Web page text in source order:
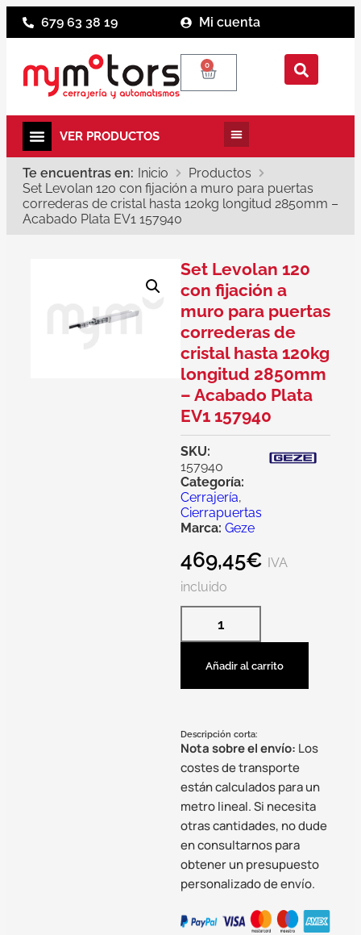
679 63 38 19 Mi cuenta
0
Te encuentras en: Inicio
Productos
Set Levolan 120 con fijación a muro para puertas
correderas de cristal hasta 120kg longitud 2850mm –
Acabado Plata EV1 157940
Set Levolan 120
con fijación a
muro para puertas
correderas de
cristal hasta 120kg
longitud 2850mm
– Acabado Plata
EV1 157940
SKU:
157940
Categoría:
Cerrajería,
Cierrapuertas
Marca: Geze
469,45€ IVA
incluido
Añadir al carrito
Descripción corta:
Nota sobre el envío: Los
costes de transporte
están calculados para un
metro lineal. Si necesita
otras cantidades, no dude
en consultarnos para
obtener un presupuesto
personalizado de envío.